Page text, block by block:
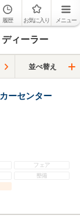
履歴 お気に入り メニュー
ィーラー
並べ替え
ーセンター
フェア
整備